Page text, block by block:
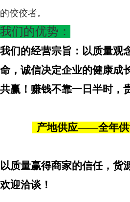
的佼佼者。
我们的优势：
我们的经营宗旨：以质量观
命，诚信决定企业的健康成
共赢！赚钱不靠一日半时，
产地供应——全年
以质量赢得商家的信任，货
欢迎洽谈！